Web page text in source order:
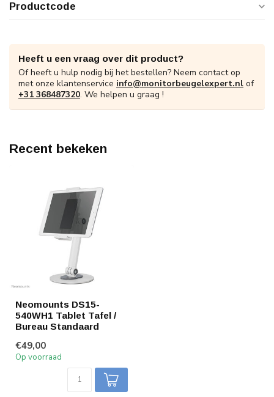
Productcode
Heeft u een vraag over dit product?
Of heeft u hulp nodig bij het bestellen? Neem contact op
met onze klantenservice info@monitorbeugelexpert.nl of
+31 368487320. We helpen u graag !
Recent bekeken
Neomounts DS15-
540WH1 Tablet Tafel /
Bureau Standaard
€49,00
Op voorraad